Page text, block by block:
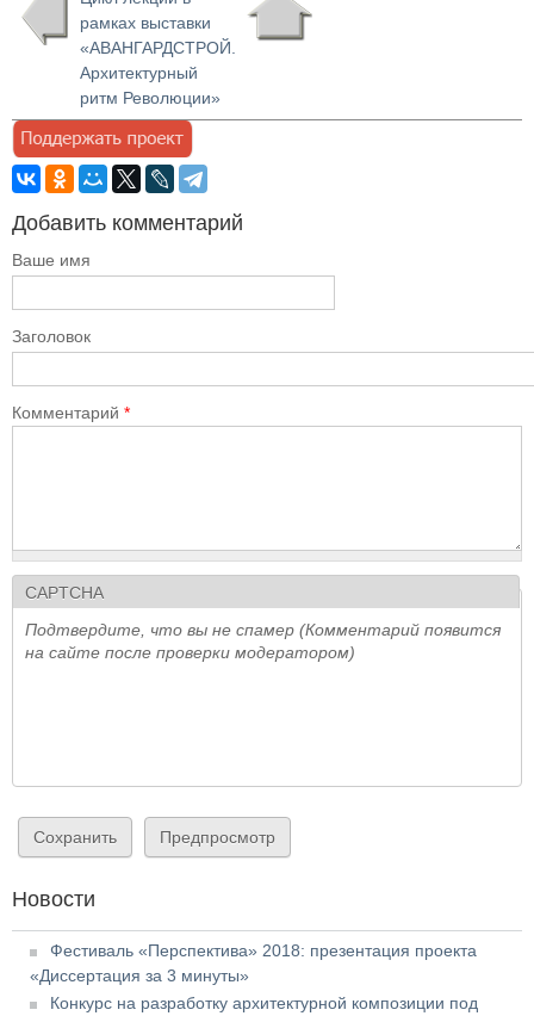
рамках выставки
«АВАНГАРДСТРОЙ.
Архитектурный
ритм Революции»
Добавить комментарий
Ваше имя
Заголовок
Комментарий *
CAPTCHA
Подтвердите, что вы не спамер (Комментарий появится
на сайте после проверки модератором)
Новости
Фестиваль «Перспектива» 2018: презентация проекта
«Диссертация за 3 минуты»
Конкурс на разработку архитектурной композиции под